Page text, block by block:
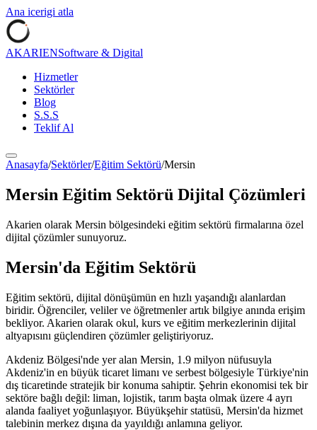
Ana icerigi atla
AKARIENSoftware & Digital
Hizmetler
Sektörler
Blog
S.S.S
Teklif Al
Anasayfa/Sektörler/Eğitim Sektörü/Mersin
Mersin Eğitim Sektörü Dijital Çözümleri
Akarien olarak Mersin bölgesindeki eğitim sektörü firmalarına özel
dijital çözümler sunuyoruz.
Mersin'da Eğitim Sektörü
Eğitim sektörü, dijital dönüşümün en hızlı yaşandığı alanlardan
biridir. Öğrenciler, veliler ve öğretmenler artık bilgiye anında erişim
bekliyor. Akarien olarak okul, kurs ve eğitim merkezlerinin dijital
altyapısını güçlendiren çözümler geliştiriyoruz.
Akdeniz Bölgesi'nde yer alan Mersin, 1.9 milyon nüfusuyla
Akdeniz'in en büyük ticaret limanı ve serbest bölgesiyle Türkiye'nin
dış ticaretinde stratejik bir konuma sahiptir. Şehrin ekonomisi tek bir
sektöre bağlı değil: liman, lojistik, tarım başta olmak üzere 4 ayrı
alanda faaliyet yoğunlaşıyor. Büyükşehir statüsü, Mersin'da hizmet
talebinin merkez dışına da yayıldığı anlamına geliyor.